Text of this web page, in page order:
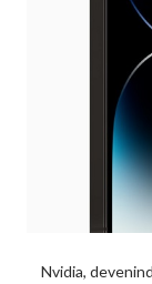
Nvidia,